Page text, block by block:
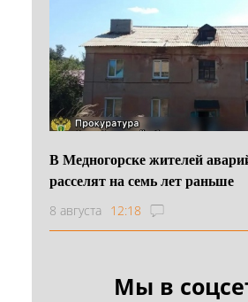
В Медногорске жителей
расселят на семь лет раньше
8 августа 12:18
Мы в